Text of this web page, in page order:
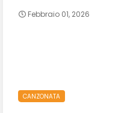
Febbraio 01, 2026
CANZONATA